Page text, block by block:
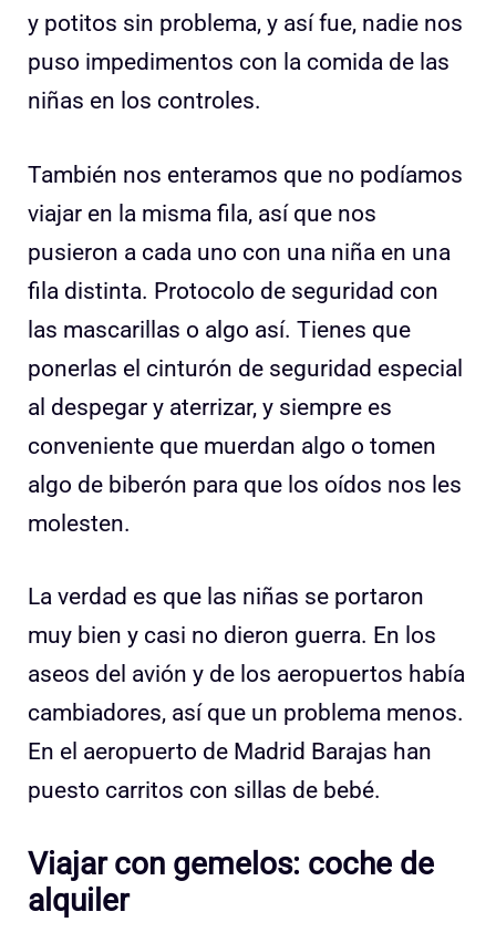
y potitos sin problema, y así fue, nadie nos
puso impedimentos con la comida de las
niñas en los controles.
También nos enteramos que no podíamos
viajar en la misma fila, así que nos
pusieron a cada uno con una niña en una
fila distinta. Protocolo de seguridad con
las mascarillas o algo así. Tienes que
ponerlas el cinturón de seguridad especial
al despegar y aterrizar, y siempre es
conveniente que muerdan algo o tomen
algo de biberón para que los oídos nos les
molesten.
La verdad es que las niñas se portaron
muy bien y casi no dieron guerra. En los
aseos del avión y de los aeropuertos había
cambiadores, así que un problema menos.
En el aeropuerto de Madrid Barajas han
puesto carritos con sillas de bebé.
Viajar con gemelos: coche de
alquiler